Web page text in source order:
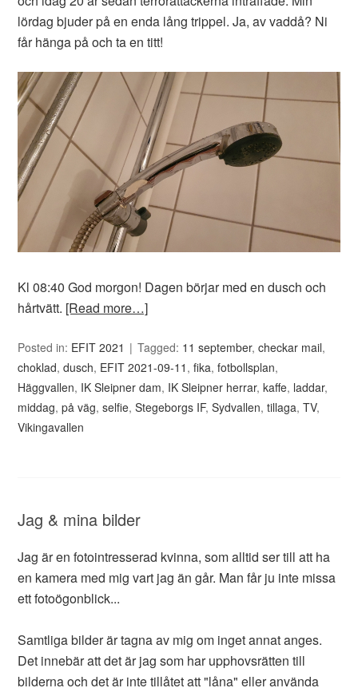
lördag bjuder på en enda lång trippel. Ja, av vaddå? Ni
får hänga på och ta en titt!
Kl 08:40 God morgon! Dagen börjar med en dusch och
hårtvätt. [Read more…]
Posted in: EFIT 2021 Tagged: 11 september,checkar mail,
choklad,dusch, EFIT 2021-09-11 ,fika,fotbollsplan,
Häggvallen, IK Sleipner dam, IK Sleipner herrar,kaffe, laddar,
middag,på väg,selfie,Stegeborgs IF,Sydvallen,tillaga,TV,
Vikingavallen
Jag & mina bilder
Jag är en fotointresserad kvinna, som alltid ser till att ha
en kamera med mig vart jag än går. Man får ju inte missa
ett fotoögonblick...
Samtliga bilder är tagna av mig om inget annat anges.
Det innebär att det är jag som har upphovsrätten till
bilderna och det är inte tillåtet att "låna" eller använda